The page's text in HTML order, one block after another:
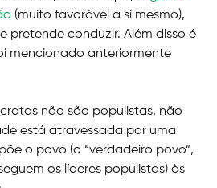
(muito favorável a si mesmo),
pretende conduzir. Além disso é
mencionado anteriormente
não são populistas, não
está atravessada por uma
o povo (o “verdadeiro povo”,
os líderes populistas) às